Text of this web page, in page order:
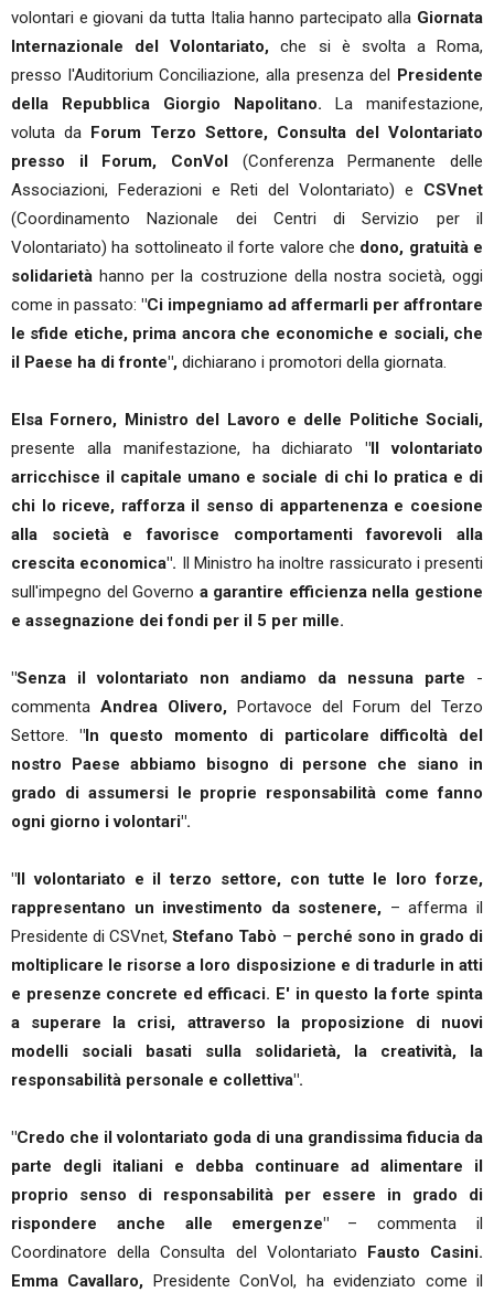
volontari e giovani da tutta Italia hanno partecipato alla Giornata
Internazionale del Volontariato,che si è svolta a Roma,
presso l'Auditorium Conciliazione, alla presenza del Presidente
della Repubblica Giorgio Napolitano. La manifestazione,
voluta da Forum Terzo Settore, Consulta del Volontariato
presso il Forum, ConVol (Conferenza Permanente delle
Associazioni, Federazioni e Reti del Volontariato) e CSVnet
(Coordinamento Nazionale dei Centri di Servizio per il
Volontariato) ha sottolineato il forte valore che dono, gratuità e
solidarietà hanno per la costruzione della nostra società, oggi
come in passato: "Ci impegniamo ad affermarli per affrontare
le sfide etiche, prima ancora che economiche e sociali, che
il Paese ha di fronte", dichiarano i promotori della giornata.
Elsa Fornero, Ministro del Lavoro e delle Politiche Sociali,
presente alla manifestazione, ha dichiarato"Il volontariato
arricchisce il capitale umano e sociale di chi lo pratica e di
chi lo riceve, rafforza il senso di appartenenza e coesione
alla società e favorisce comportamenti favorevoli alla
crescita economica". Il Ministro ha inoltre rassicurato i presenti
sull'impegno del Governo a garantire efficienza nella gestione
e assegnazione dei fondi per il 5 per mille.
"Senza il volontariato non andiamo da nessuna parte -
commenta Andrea Olivero, Portavoce del Forum del Terzo
Settore. "In questo momento di particolare difficoltà del
nostro Paese abbiamo bisogno di persone che siano in
grado di assumersi le proprie responsabilità come fanno
ogni giorno i volontari".
"Il volontariato e il terzo settore, con tutte le loro forze,
rappresentano un investimento da sostenere, – afferma il
Presidente di CSVnet,Stefano Tabò – perché sono in grado di
moltiplicare le risorse a loro disposizione e di tradurle in atti
e presenze concrete ed efficaci. E' in questo la forte spinta
a superare la crisi, attraverso la proposizione di nuovi
modelli sociali basati sulla solidarietà, la creatività, la
responsabilità personale e collettiva".
"Credo che il volontariato goda di una grandissima fiducia da
parte degli italiani e debba continuare ad alimentare il
proprio senso di responsabilità per essere in grado di
rispondere anche alle emergenze"– commenta il
Coordinatore della Consulta del Volontariato Fausto Casini.
Emma Cavallaro, Presidente ConVol, ha evidenziato come il